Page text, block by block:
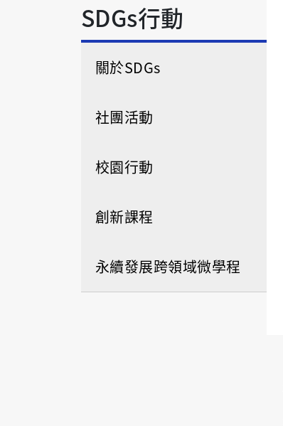
SDGs行動
關於SDGs
社團活動
校園行動
創新課程
永續發展跨領域微學程